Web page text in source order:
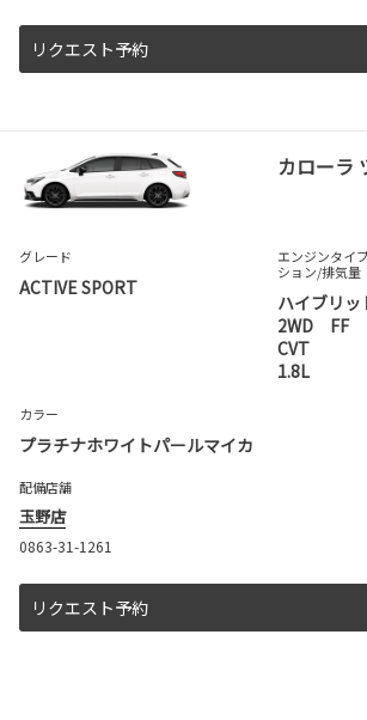
リクエスト予約
カローラ
グレード
ACTIVE SPORT
エンジンタイ
ション/排気量
ハイブリッ
2WD FF
CVT
1.8L
カラー
プラチナホワイトパールマイカ
配備店舗
玉野店
0863-31-1261
リクエスト予約